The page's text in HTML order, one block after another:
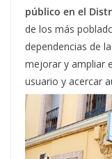
público en el
de los más
dependencias de
mejorar y ampliar
usuario y acercar